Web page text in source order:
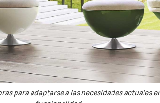
para adaptarse a las necesidades actuales